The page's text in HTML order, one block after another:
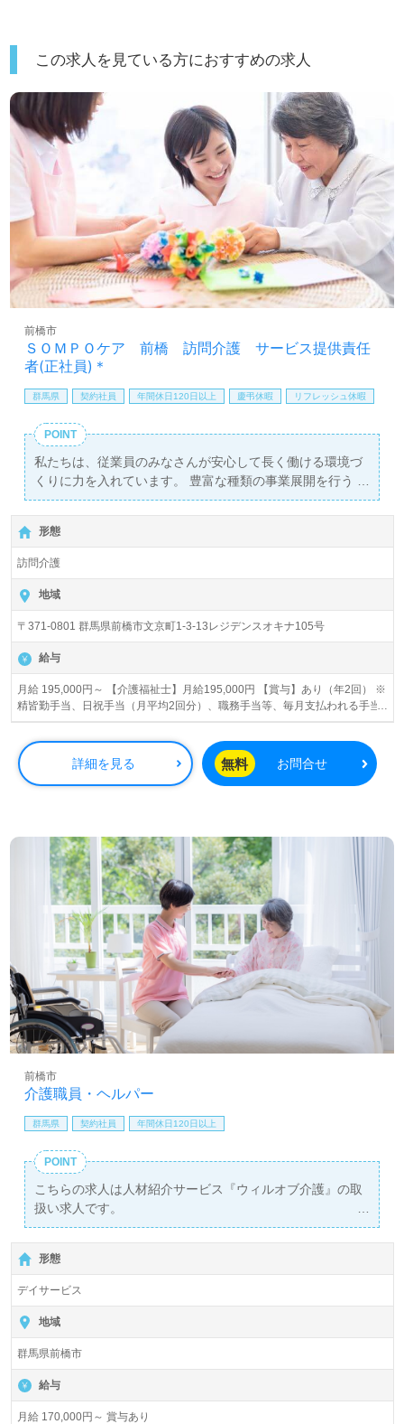
この求人を見ている方におすすめの求人
ＳＯＭＰＯケア 前橋 訪問介護 サービス提供責任
者(正社員)＊
前橋市
群馬県 契約社員 年間休日120日以上 慶弔休暇 リフレッシュ休暇
POINT
私たちは、従業員のみなさんが安心して長く働ける環境づ
くりに力を入れています。 豊富な種類の事業展開を行う
SOMPOケアなら、ご希望に合った求人が見つかるはずで
す！
形態
訪問介護
地域
〒371-0801 群馬県前橋市文京町1-3-13レジデンスオキナ105号
給与
月給 195,000円～ 【介護福祉士】月給195,000円 【賞与】あり（年2回） ※
精皆勤手当、日祝手当（月平均2回分）、職務手当等、毎月支払われる手当
を含みます。 ■精皆勤手当…6,000円/月 ■職務手当…5,000円/月 ■日祝手当…
2,000円/回 ◎残業時は別途時間外手当支給（超過1分～）
詳細を見る 無料 お問合せ
介護職員・ヘルパー
前橋市
群馬県 契約社員 年間休日120日以上
POINT
こちらの求人は人材紹介サービス『ウィルオブ介護』の取
扱い求人です。
詳細に関してお気軽にご相談ください♪
【無料】で皆さんの転職活動をサポートいたします。
形態
デイサービス
地域
群馬県前橋市
給与
月給 170,000円～ 賞与あり